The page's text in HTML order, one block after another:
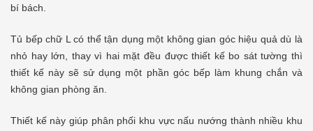
bí bách.
Tủ bếp chữ L có thể tận dụng một không gian góc hiệu quả dù là
nhỏ hay lớn, thay vì hai mặt đều được thiết kế bo sát tường thì
thiết kế này sẽ sử dụng một phần góc bếp làm khung chắn và
không gian phòng ăn.
Thiết kế này giúp phân phối khu vực nấu nướng thành nhiều khu